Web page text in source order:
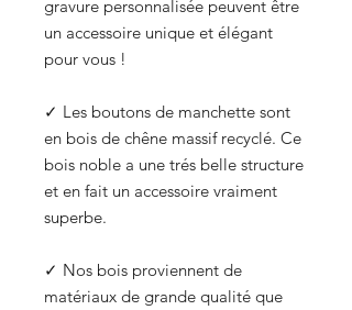
gravure personnalisée peuvent être
un accessoire unique et élégant
pour vous !
✓ Les boutons de manchette sont
en bois de chêne massif recyclé. Ce
bois noble a une trés belle structure
et en fait un accessoire vraiment
superbe.
✓ Nos bois proviennent de
matériaux de grande qualité que